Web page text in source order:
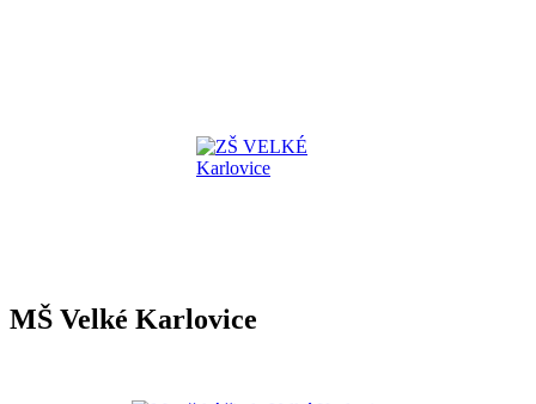
MŠ Velké Karlovice